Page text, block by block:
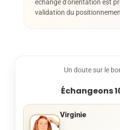
échange d’orientation est
validation du
Un doute sur le
Échangeons
Virginie